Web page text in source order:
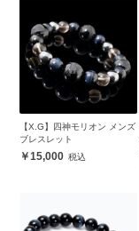
【X.G】四神モリオン メンズ
ブレスレット
15,000